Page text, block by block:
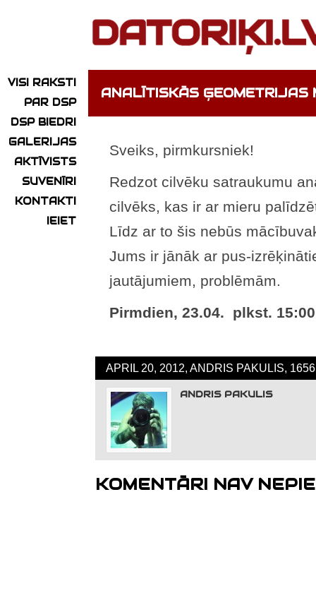
VISI RAKSTI
PAR DSP
DSP BIEDRI
GALERIJAS
AKTĪVISTS
SUVENĪRI
KONTAKTI
IEIET
ANALĪTISKĀS ĢEOMETRIJAS
Sveiks, pirmkursniek!
Redzot cilvēku satraukumu
cilvēks, kas ir ar mieru
Līdz ar to šis nebūs
Jums ir jānāk ar pus-
jautājumiem, problēmām.
Pirmdien, 23.04. plkst.
APRIL 20, 2012, ANDRIS PAKULIS,
ANDRIS PAKULIS
KOMENTĀRI NAV